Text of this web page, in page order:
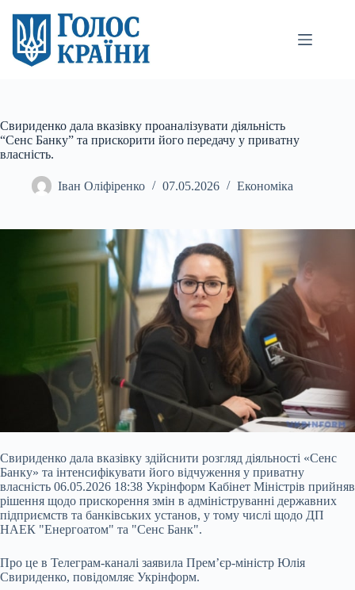
вмісту
Свириденко дала вказівку проаналізувати діяльність
“Сенс Банку” та прискорити його передачу у приватну
власність.
Іван Оліфіренко 07.05.2026 Економіка
Свириденко дала вказівку здійснити розгляд діяльності «Сенс
Банку» та інтенсифікувати його відчуження у приватну
власність 06.05.2026 18:38 Укрінформ Кабінет Міністрів прийняв
рішення щодо прискорення змін в адмініструванні державних
підприємств та банківських установ, у тому числі щодо ДП
НАЕК "Енергоатом" та "Сенс Банк".
Про це в Телеграм-каналі заявила Прем’єр-міністр Юлія
Свириденко, повідомляє Укрінформ.